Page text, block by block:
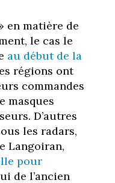
en matière de
le cas le
au début de la
régions ont
commandes
masques
D’autres
les radars,
Langoiran,
pour
de l’ancien